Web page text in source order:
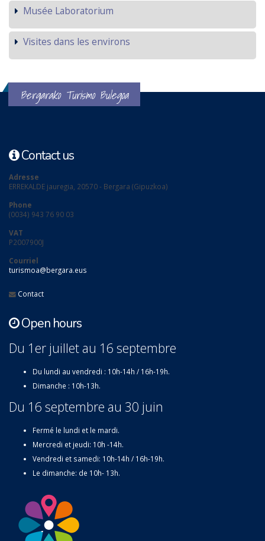
Musée Laboratorium
Visites dans les environs
Bergarako Turismo Bulegoa
Contact us
Adresse
ERREKALDE jauregia, 20570 - Bergara (Gipuzkoa)
Phone
(0034) 943 76 90 03
VAT
P2007900J
Courriel
turismoa@bergara.eus
Contact
Open hours
Du 1er juillet au 16 septembre
Du lundi au vendredi : 10h-14h / 16h-19h.
Dimanche : 10h-13h.
Du 16 septembre au 30 juin
Fermé le lundi et le mardi.
Mercredi et jeudi: 10h -14h.
Vendredi et samedi: 10h-14h / 16h-19h.
Le dimanche: de 10h- 13h.